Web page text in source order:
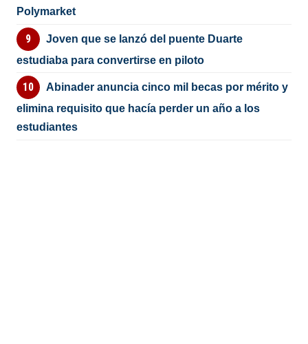
Polymarket
Joven que se lanzó del puente Duarte
estudiaba para convertirse en piloto
Abinader anuncia cinco mil becas por mérito y
elimina requisito que hacía perder un año a los
estudiantes